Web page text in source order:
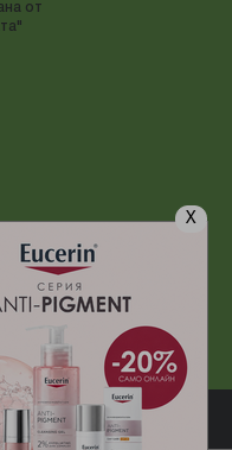
X
от
запазени